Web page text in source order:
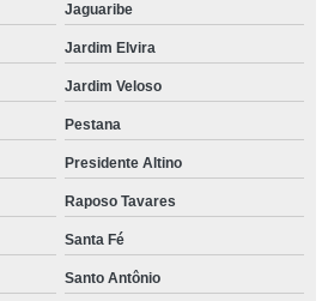
Jaguaribe
Jardim Elvira
Jardim Veloso
Pestana
Presidente Altino
Raposo Tavares
Santa Fé
Santo Antônio